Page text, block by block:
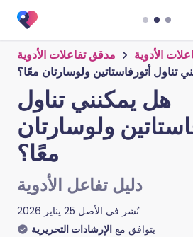
مدقق تفاعلات الأدوية
الأدوية
تناول أتورفاستاتين ولوسارتان معًا؟
هل يمكنني تناول
ولوسارتان
معًا؟
دليل تفاعل الأدوية
نُشر في الأصل 25 يناير 2026
يتوافق مع الإرشادات التحريرية